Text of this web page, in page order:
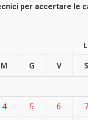
per accertare le
M G V S
4 5 6 7